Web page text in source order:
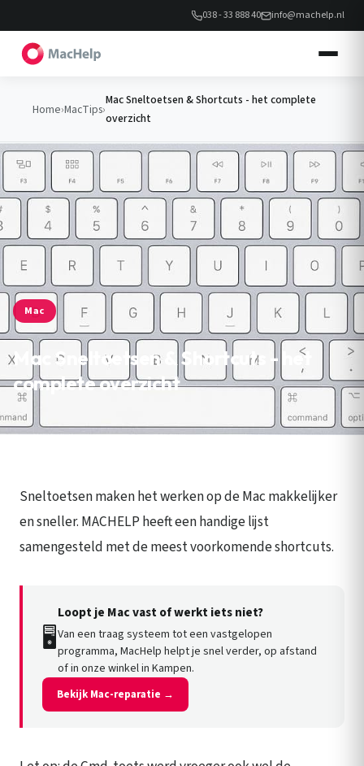
038 - 33 888 40 info@machelp.nl
Home›MacTips›
Mac Sneltoetsen & Shortcuts - het complete
overzicht
Mac
Mac Sneltoetsen & Shortcuts - het
complete overzicht
Sneltoetsen maken het werken op de Mac makkelijker
en sneller. MACHELP heeft een handige lijst
samengesteld met de meest voorkomende shortcuts.
🖥
Loopt je Mac vast of werkt iets niet?
Van een traag systeem tot een vastgelopen
programma, MacHelp helpt je snel verder, op afstand
of in onze winkel in Kampen.
Bekijk Mac-reparatie →